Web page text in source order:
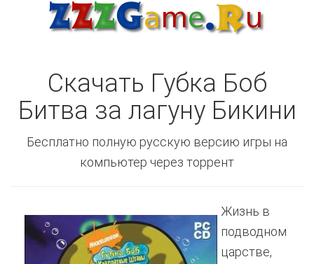
Скачать Губка Боб
Битва за лагуну Бикини
Бесплатно полную русскую версию игры на
компьютер через торрент
Жизнь в
подводном
царстве,